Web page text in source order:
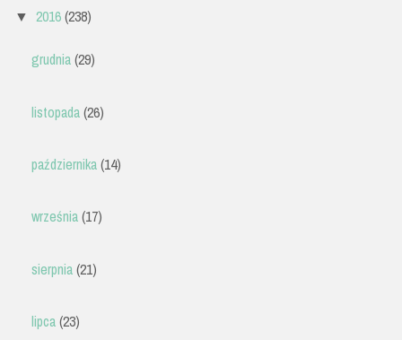
▼ 2016(238)
grudnia(29)
listopada(26)
października(14)
września(17)
sierpnia(21)
lipca(23)